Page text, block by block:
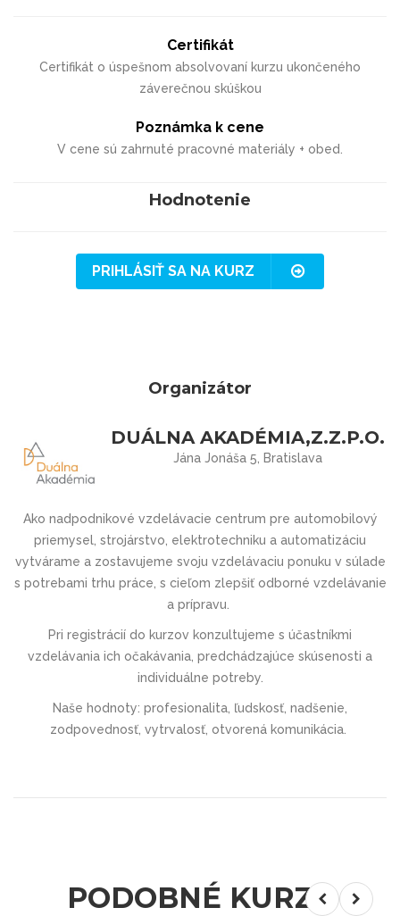
Certifikát
Certifikát o úspešnom absolvovaní kurzu ukončeného
záverečnou skúškou
Poznámka k cene
V cene sú zahrnuté pracovné materiály + obed.
Hodnotenie
PRIHLÁSIŤ SA NA KURZ
Organizátor
DUÁLNA AKADÉMIA,Z.Z.P.O.
Jána Jonáša 5, Bratislava
Ako nadpodnikové vzdelávacie centrum pre automobilový
priemysel, strojárstvo, elektrotechniku a automatizáciu
vytvárame a zostavujeme svoju vzdelávaciu ponuku v súlade
s potrebami trhu práce, s cieľom zlepšiť odborné vzdelávanie
a prípravu.
Pri registrácií do kurzov konzultujeme s účastníkmi
vzdelávania ich očakávania, predchádzajúce skúsenosti a
individuálne potreby.
Naše hodnoty: profesionalita, ľudskosť, nadšenie,
zodpovednosť, vytrvalosť, otvorená komunikácia.
PODOBNÉ KURZY